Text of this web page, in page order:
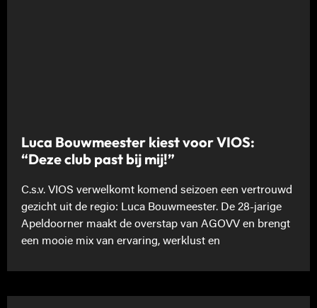
Luca Bouwmeester kiest voor VIOS:
“Deze club past bij mij!”
C.s.v. VIOS verwelkomt komend seizoen een vertrouwd
gezicht uit de regio: Luca Bouwmeester. De 28-jarige
Apeldoorner maakt de overstap van AGOVV en brengt
een mooie mix van ervaring, werklust en